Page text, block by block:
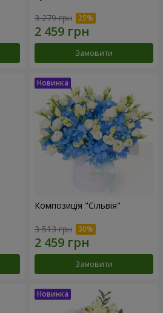
3 279 грн
Замовити
Композиція "Сільвія"
3 513 грн
Замовити